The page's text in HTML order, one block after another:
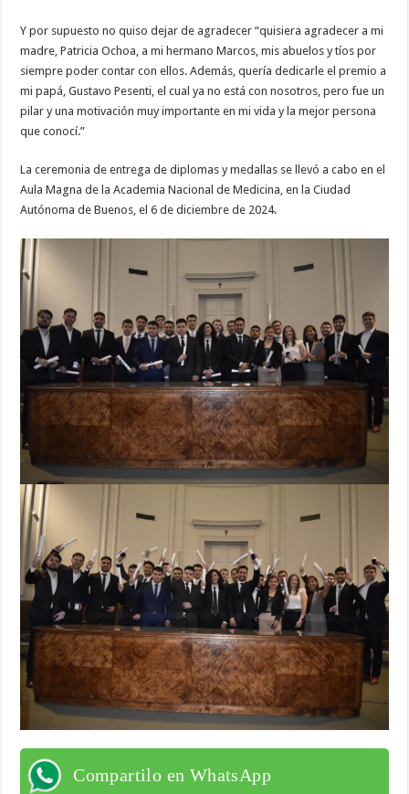
Y por supuesto no quiso dejar de agradecer “quisiera agradecer a mi
madre, Patricia Ochoa, a mi hermano Marcos, mis abuelos y tíos por
siempre poder contar con ellos. Además, quería dedicarle el premio a
mi papá, Gustavo Pesenti, el cual ya no está con nosotros, pero fue un
pilar y una motivación muy importante en mi vida y la mejor persona
que conocí.”
La ceremonia de entrega de diplomas y medallas se llevó a cabo en el
Aula Magna de la Academia Nacional de Medicina, en la Ciudad
Autónoma de Buenos, el 6 de diciembre de 2024.
Compartilo en WhatsApp